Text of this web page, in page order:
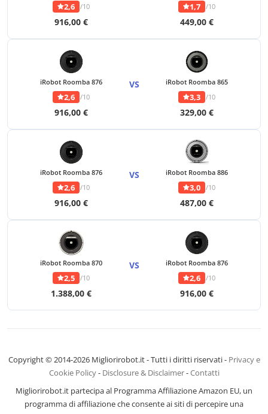
2,6 /10
916,00 €
1,7 /10
449,00 €
iRobot Roomba 876
2,6 /10
916,00 €
VS iRobot Roomba 865
3,3 /10
329,00 €
iRobot Roomba 876
2,6 /10
916,00 €
VS iRobot Roomba 886
3,0 /10
487,00 €
iRobot Roomba 870
2,5 /10
1.388,00 €
VS iRobot Roomba 876
2,6 /10
916,00 €
Copyright © 2014-2026 Migliorirobot.it - Tutti i diritti riservati - Privacy e
Cookie Policy- Disclosure & Disclaimer-Contatti
Migliorirobot.it partecipa al Programma Affiliazione Amazon EU, un
programma di affiliazione che consente ai siti di percepire una